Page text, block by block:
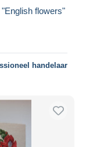
flowers"
handelaar